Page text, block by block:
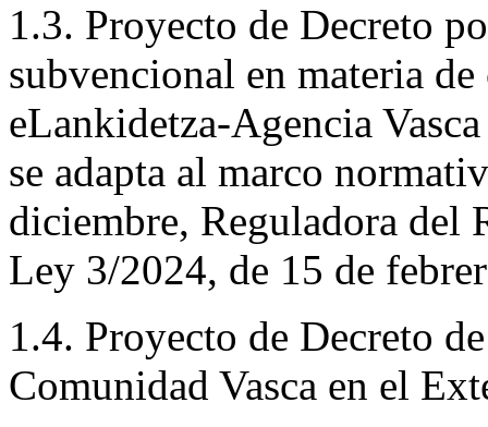
1.3. Proyecto de Decreto
subvencional en materia
eLankidetza-Agencia
se adapta al marco
diciembre, Reguladora del
Ley 3/2024, de 15 de
1.4. Proyecto de Decreto
Comunidad Vasca en el